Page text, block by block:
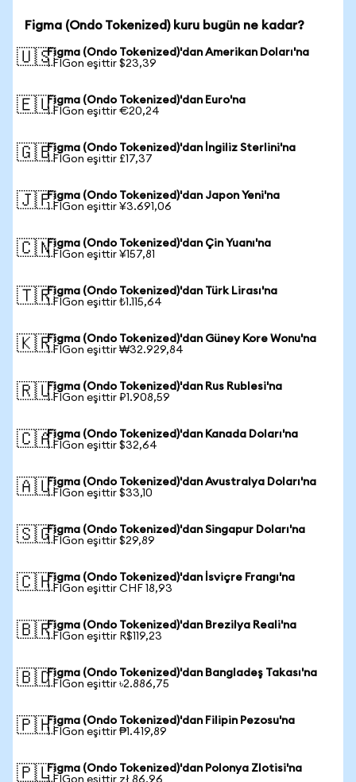
Figma (Ondo Tokenized) kuru bugün ne kadar?
🇺🇸Figma (Ondo Tokenized)'dan Amerikan Doları'na
1 FIGon eşittir $23,39
🇪🇺Figma (Ondo Tokenized)'dan Euro'na
1 FIGon eşittir €20,24
🇬🇧Figma (Ondo Tokenized)'dan İngiliz Sterlini'na
1 FIGon eşittir £17,37
🇯🇵Figma (Ondo Tokenized)'dan Japon Yeni'na
1 FIGon eşittir ¥3.691,06
🇨🇳Figma (Ondo Tokenized)'dan Çin Yuanı'na
1 FIGon eşittir ¥157,81
🇹🇷Figma (Ondo Tokenized)'dan Türk Lirası'na
1 FIGon eşittir ₺1.115,64
🇰🇷Figma (Ondo Tokenized)'dan Güney Kore Wonu'na
1 FIGon eşittir ₩32.929,84
🇷🇺Figma (Ondo Tokenized)'dan Rus Rublesi'na
1 FIGon eşittir ₽1.908,59
🇨🇦Figma (Ondo Tokenized)'dan Kanada Doları'na
1 FIGon eşittir $32,64
🇦🇺Figma (Ondo Tokenized)'dan Avustralya Doları'na
1 FIGon eşittir $33,10
🇸🇬Figma (Ondo Tokenized)'dan Singapur Doları'na
1 FIGon eşittir $29,89
🇨🇭Figma (Ondo Tokenized)'dan İsviçre Frangı'na
1 FIGon eşittir CHF 18,93
🇧🇷Figma (Ondo Tokenized)'dan Brezilya Reali'na
1 FIGon eşittir R$119,23
🇧🇩Figma (Ondo Tokenized)'dan Bangladeş Takası'na
1 FIGon eşittir ৳2.886,75
🇵🇭Figma (Ondo Tokenized)'dan Filipin Pezosu'na
1 FIGon eşittir ₱1.419,89
🇵🇱Figma (Ondo Tokenized)'dan Polonya Zlotisi'na
1 FIGon eşittir zł 86,96